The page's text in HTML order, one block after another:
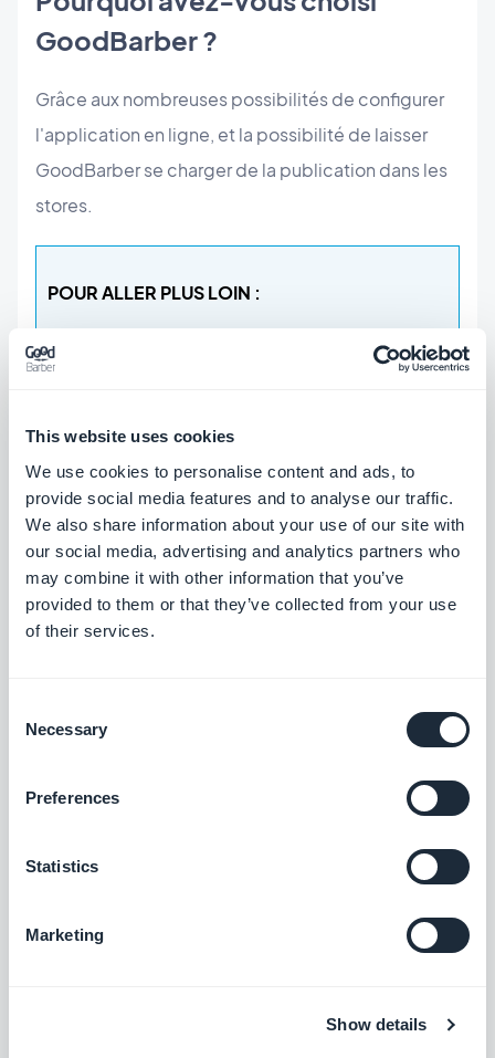
This website uses cookies
We use cookies to personalise content and ads, to
provide social media features and to analyse our traffic.
We also share information about your use of our site with
our social media, advertising and analytics partners who
may combine it with other information that you’ve
provided to them or that they’ve collected from your use
of their services.
Selection
Necessary
Preferences
Statistics
Marketing
Show details
GoodBarber ?
Grâce aux nombreuses possibilités de configurer
l'application en ligne, et la possibilité de laisser
GoodBarber se charger de la publication dans les
stores.
POUR ALLER PLUS LOIN :
création d'app la plus accessible et
simple possible. Nous mettons ainsi en
oeuvre notre connaissance dans le
domaine pour faciliter votre travail, mais
qui de mieux pour en témoigner que des
créateurs d'apps qui sont passés par
Vous souhaitez découvrir l'histoire de Paris
? Découvrez le travail de Gino, le créateur
amoureux de Paris
qui a tout mis en oeuvre
de vous faire découvrir Paris et ses
présenter l'oeuvre et le travail d'artistes, et